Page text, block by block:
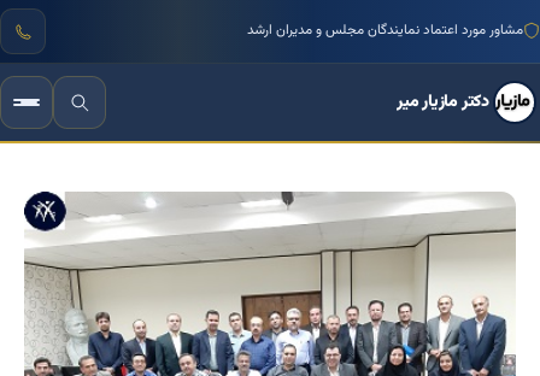
منتور بیش از ۱۰۰۰ کسب‌وکار ایرانی
دکتر مازیار میر